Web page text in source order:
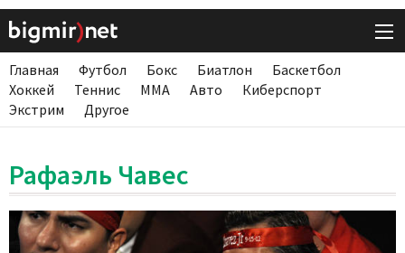
Главная Футбол Бокс Биатлон
Баскетбол
Хоккей
Теннис ММА Авто
Киберспорт
Экстрим
Другое
Рафаэль Чавес